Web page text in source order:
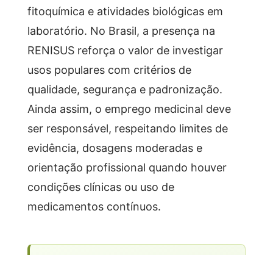
fitoquímica e atividades biológicas em
laboratório. No Brasil, a presença na
RENISUS reforça o valor de investigar
usos populares com critérios de
qualidade, segurança e padronização.
Ainda assim, o emprego medicinal deve
ser responsável, respeitando limites de
evidência, dosagens moderadas e
orientação profissional quando houver
condições clínicas ou uso de
medicamentos contínuos.